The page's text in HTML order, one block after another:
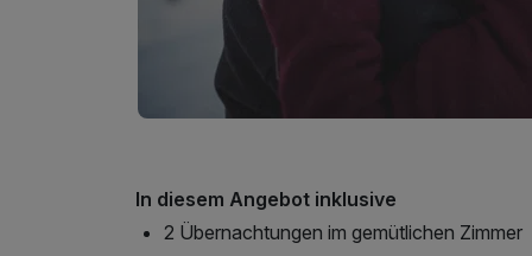
In diesem Angebot inklusive
2 Übernachtungen im gemütlichen Zimmer